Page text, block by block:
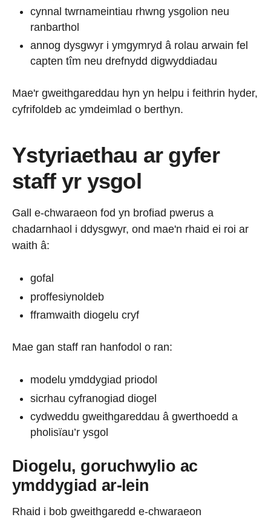
cynnal twrnameintiau rhwng ysgolion neu
ranbarthol
annog dysgwyr i ymgymryd â rolau arwain fel
capten tîm neu drefnydd digwyddiadau
Mae'r gweithgareddau hyn yn helpu i feithrin hyder,
cyfrifoldeb ac ymdeimlad o berthyn.
Ystyriaethau ar gyfer
staff yr ysgol
Gall e-chwaraeon fod yn brofiad pwerus a
chadarnhaol i ddysgwyr, ond mae'n rhaid ei roi ar
waith â:
gofal
proffesiynoldeb
fframwaith diogelu cryf
Mae gan staff ran hanfodol o ran:
modelu ymddygiad priodol
sicrhau cyfranogiad diogel
cydweddu gweithgareddau â gwerthoedd a
pholisïau’r ysgol
Diogelu, goruchwylio ac
ymddygiad ar-lein
Rhaid i bob gweithgaredd e-chwaraeon